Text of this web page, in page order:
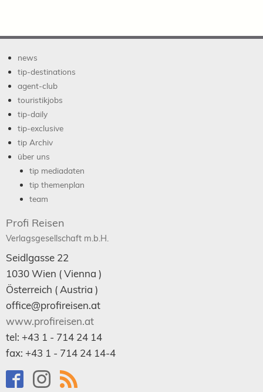
news
tip-destinations
agent-club
touristikjobs
tip-daily
tip-exclusive
tip Archiv
über uns
tip mediadaten
tip themenplan
team
Profi Reisen
Verlagsgesellschaft m.b.H.
Seidlgasse 22
1030Wien ( Vienna )
Österreich ( Austria )
office@profireisen.at
www.profireisen.at
tel: +43 1 - 714 24 14
fax: +43 1 - 714 24 14-4